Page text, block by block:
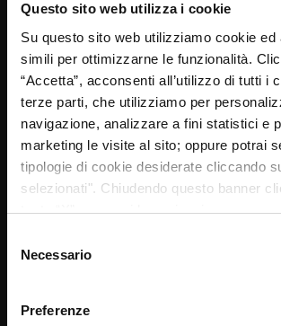
Questo sito web utilizza i cookie
Su questo sito web utilizziamo cookie ed
simili per ottimizzarne le funzionalità.
“Accetta”, acconsenti all’utilizzo di tutti i
terze parti, che utilizziamo per
navigazione, analizzare a fini statistici e
marketing le visite al sito; oppure potrai
tipologie di cookie desiderate cliccando
selezionati". Chiudendo questo banner
tasto “X” prosegui la navigazione e
modificare le tue preferenze in ogni
link “Impostazione dei cookie” a fine
Policy.
delNecessario
Preferenze
diventando di fatto i veri protagonisti
le felici due edizioni passate, anche le
dell’edizione 2017 saranno
grigliata offerta gratuitamente per tutti
Ducale. Durante la manifestazione
tutti gli Istituti che hanno partecipato alla
#ReyerSchoolCup.
Gli Istituti che si contenderanno l’ambito
Reyer School Cup sono: